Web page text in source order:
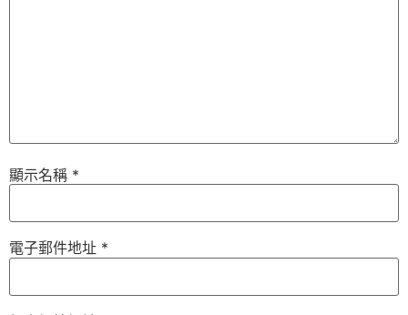
顯示名稱 *
電子郵件地址 *